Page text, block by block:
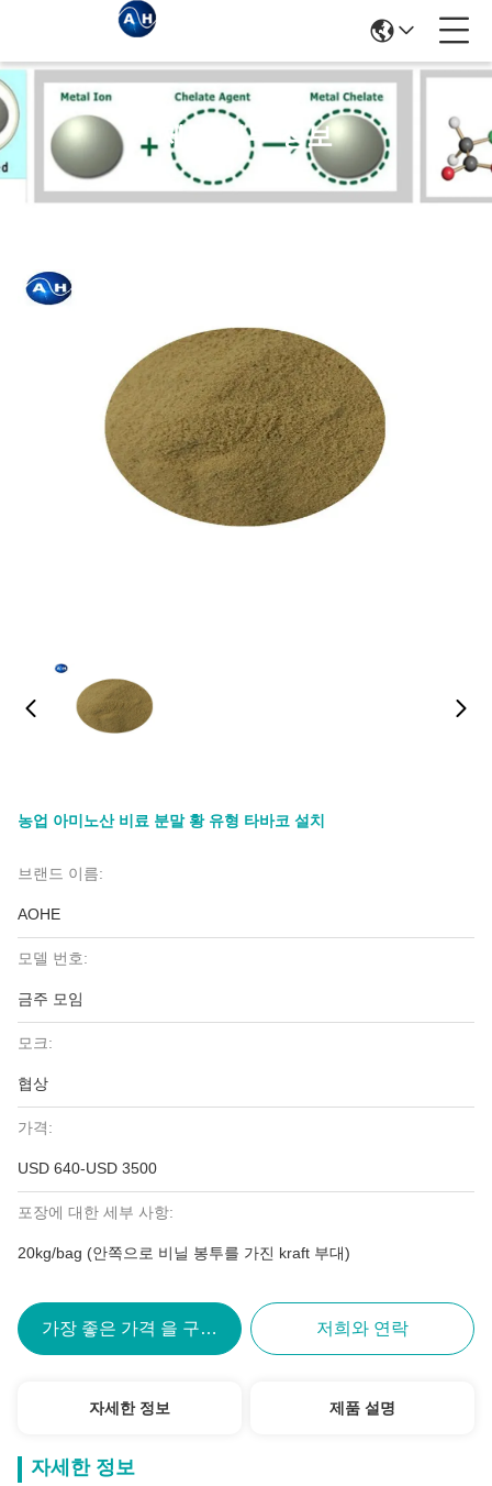
제품 세부 정보
농업 아미노산 비료 분말 황 유형 타바코 설치
브랜드 이름:
AOHE
모델 번호:
금주 모임
모크:
협상
가격:
USD 640-USD 3500
포장에 대한 세부 사항:
20kg/bag (안쪽으로 비닐 봉투를 가진 kraft 부대)
가장 좋은 가격 을 구하라 저희와 연락
자세한 정보 제품 설명
자세한 정보